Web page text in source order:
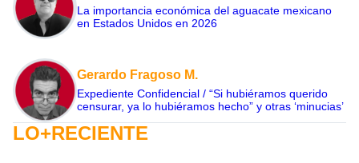
La importancia económica del aguacate mexicano
en Estados Unidos en 2026
Gerardo Fragoso M.
Expediente Confidencial / “Si hubiéramos querido
censurar, ya lo hubiéramos hecho” y otras ‘minucias’
LO+RECIENTE